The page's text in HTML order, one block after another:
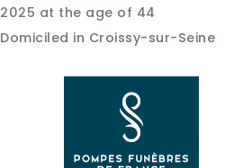
2025 at the age of 44
Domiciled in Croissy-sur-Seine